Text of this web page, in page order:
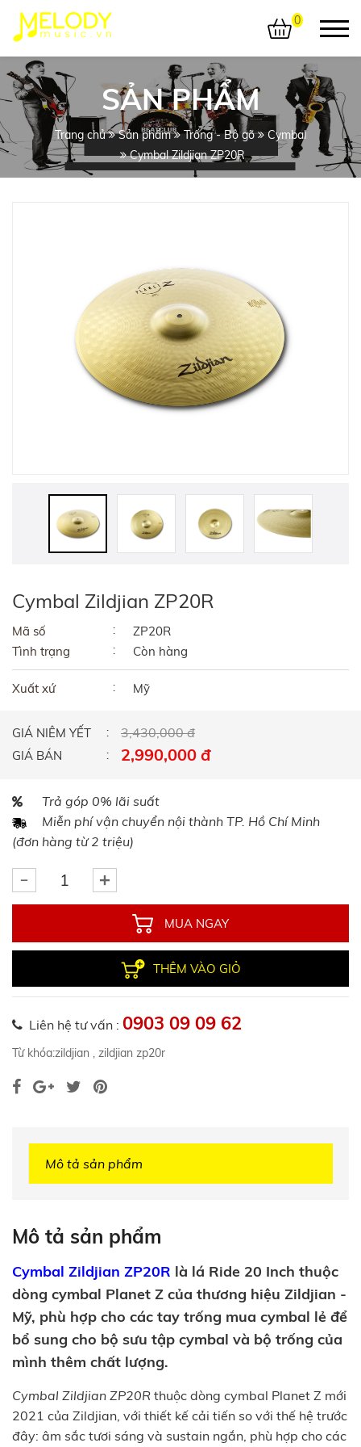
0
SẢN PHẨM
Trang chủ Sản phẩm Trống - Bộ gõ
Cymbal
Cymbal Zildjian ZP20R
Cymbal Zildjian ZP20R
Mã số
ZP20R
Tình trạng
Còn hàng
Xuất xứ Mỹ
GIÁ NIÊM YẾT 3,430,000 đ
GIÁ BÁN 2,990,000 đ
Trả góp 0% lãi suất
Miễn phí vận chuyển nội thành TP. Hồ Chí Minh
(đơn hàng từ 2 triệu)
MUA NGAY
THÊM VÀO GIỎ
Liên hệ tư vấn : 0903 09 09 62
Từ khóa:zildjian , zildjian zp20r
Mô tả sản phẩm
Mô tả sản phẩm
Cymbal Zildjian ZP20R là lá Ride 20 Inch thuộc
dòng cymbal Planet Z của thương hiệu Zildjian -
Mỹ, phù hợp cho các tay trống mua cymbal lẻ để
bổ sung cho bộ sưu tập cymbal và bộ trống của
mình thêm chất lượng.
Cymbal Zildjian ZP20R thuộc dòng cymbal Planet Z mới
2021 của Zildjian, với thiết kế cải tiến so với thế hệ trước
đây: âm sắc tươi sáng và sustain ngắn, phù hợp cho các